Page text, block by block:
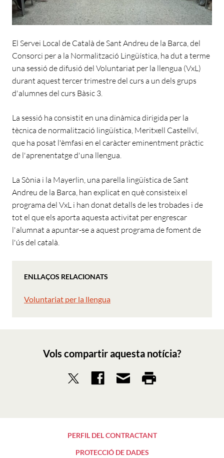
El Servei Local de Català de Sant Andreu de la Barca, del
Consorci per a la Normalització Lingüística, ha dut a terme
una sessió de difusió del Voluntariat per la llengua (VxL)
durant aquest tercer trimestre del curs a un dels grups
d'alumnes del curs Bàsic 3.
La sessió ha consistit en una dinàmica dirigida per la
tècnica de normalització lingüística, Meritxell Castellví,
que ha posat l'èmfasi en el caràcter eminentment pràctic
de l'aprenentatge d'una llengua.
La Sònia i la Mayerlin, una parella lingüística de Sant
Andreu de la Barca, han explicat en què consisteix el
programa del VxL i han donat detalls de les trobades i de
tot el que els aporta aquesta activitat per engrescar
l'alumnat a apuntar-se a aquest programa de foment de
l'ús del català.
ENLLAÇOS RELACIONATS
Voluntariat per la llengua
Vols compartir aquesta notícia?
PERFIL DEL CONTRACTANT
PROTECCIÓ DE DADES